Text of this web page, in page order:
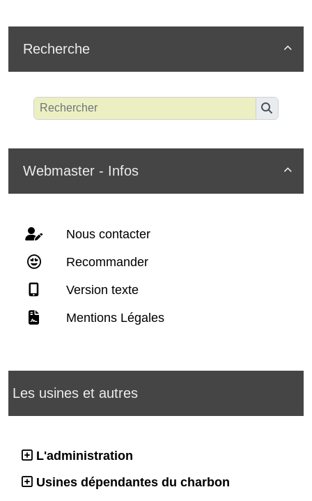

Recherche

Webmaster - Infos
Nous contacter
Recommander
Version texte
Mentions Légales
Les usines et autres
L'administration
Usines dépendantes du charbon